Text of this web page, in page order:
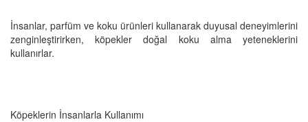
İnsanlar, parfüm ve koku ürünleri kullanarak duyusal deneyimlerini
zenginleştirirken, köpekler doğal koku alma yeteneklerini
kullanırlar.
Köpeklerin İnsanlarla Kullanımı